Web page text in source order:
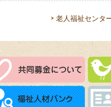
老人福祉センタ